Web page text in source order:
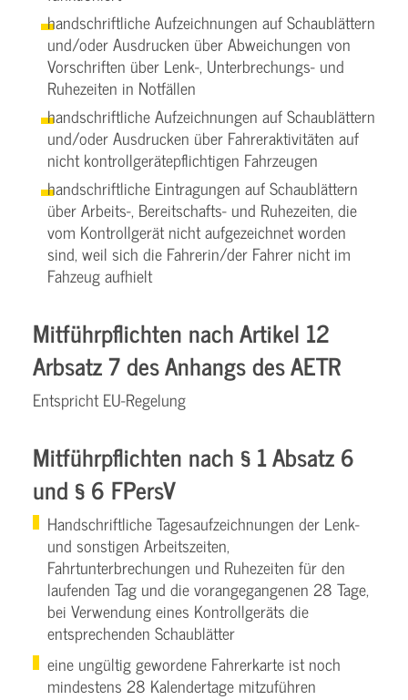
handschriftliche Aufzeichnungen auf Schaublättern
und/oder Ausdrucken über Abweichungen von
Vorschriften über Lenk-, Unterbrechungs- und
Ruhezeiten in Notfällen
handschriftliche Aufzeichnungen auf Schaublättern
und/oder Ausdrucken über Fahreraktivitäten auf
nicht kontrollgerätepflichtigen Fahrzeugen
handschriftliche Eintragungen auf Schaublättern
über Arbeits-, Bereitschafts- und Ruhezeiten, die
vom Kontrollgerät nicht aufgezeichnet worden
sind, weil sich die Fahrerin/der Fahrer nicht im
Fahzeug aufhielt
Mitführpflichten nach Artikel 12
Arbsatz 7 des Anhangs des AETR
Entspricht EU-Regelung
Mitführpflichten nach § 1 Absatz 6
und § 6 FPersV
Handschriftliche Tagesaufzeichnungen der Lenk-
und sonstigen Arbeitszeiten,
Fahrtunterbrechungen und Ruhezeiten für den
laufenden Tag und die vorangegangenen 28 Tage,
bei Verwendung eines Kontrollgeräts die
entsprechenden Schaublätter
eine ungültig gewordene Fahrerkarte ist noch
mindestens 28 Kalendertage mitzuführen